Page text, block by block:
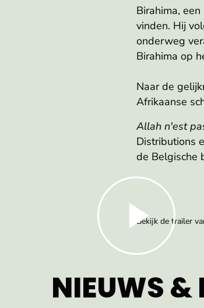
Birahima,
vinden. Hij
onderweg
Birahima op
Naar de
Afrikaanse
Allah n'est
Distributions
de Belgische
Speel de video af
Bekijk de trailer
NIEUWS &